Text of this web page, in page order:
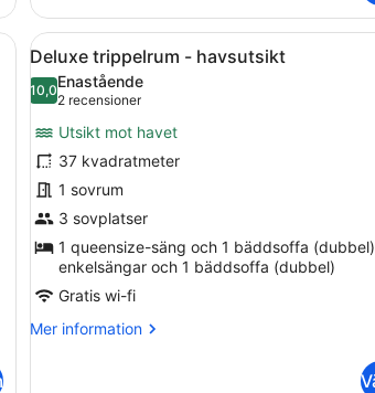
rum
(child
extra
bed)
kvalitet och minibar
Öppna
alla
foton
Deluxe
trippelrum
-
havsutsikt
1 sovrum,
3
Deluxe trippelrum - havsutsikt
10,010,0 av 10
Enastående
2 recensioner
(2 recensioner)
Utsikt mot havet
37 kvadratmeter
1 sovrum
3 sovplatser
1 queensize-säng och 1 bäddsoffa (dubbel)
enkelsängar och 1 bäddsoffa (dubbel)
Gratis wi-fi
Mer information
Mer